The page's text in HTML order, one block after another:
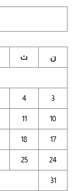
ن ث
3
4
10
11
17
18
24
25
31